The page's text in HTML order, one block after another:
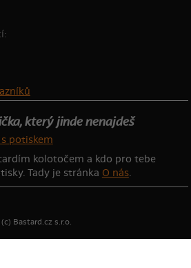
který jinde nenajdeš
kolotočem a kdo pro tebe
Tady je stránka O nás.
(c) Bastard.cz s.r.o.